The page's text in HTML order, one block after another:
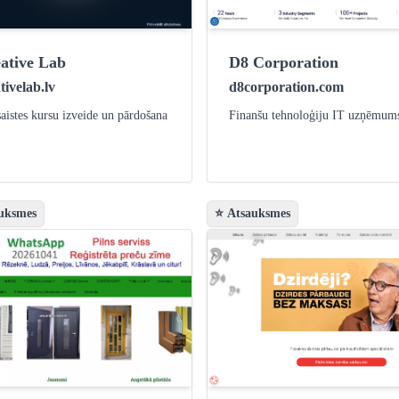
Lab
kursu izveide un pārdošana
D8 Corporation
d8corporation.com
Finanšu tehnoloģiju IT
⭐ Atsauksmes